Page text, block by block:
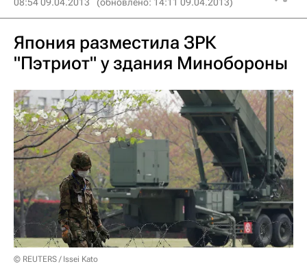
Япония разместила ЗРК
"Пэтриот" у здания Минобороны
© REUTERS / Issei Kato